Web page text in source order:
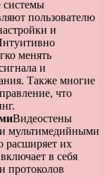
пользователю
и
менять
и
Также многие
что
Видеостены
мультимедийными
расширяет их
в себя
протоколов